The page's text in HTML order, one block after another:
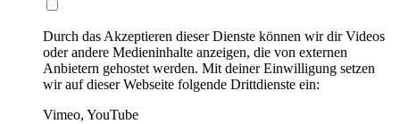
Durch das Akzeptieren dieser Dienste können wir dir Videos
oder andere Medieninhalte anzeigen, die von externen
Anbietern gehostet werden. Mit deiner Einwilligung setzen
wir auf dieser Webseite folgende Drittdienste ein:
Vimeo, YouTube